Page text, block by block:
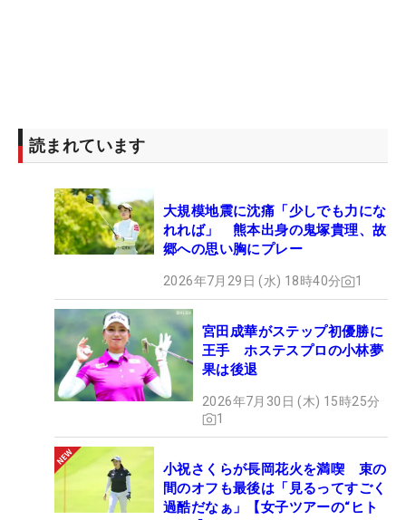
読まれています
大規模地震に沈痛「少しでも力にな
れれば」 熊本出身の鬼塚貴理、故
郷への思い胸にプレー
2026年7月29日 (水) 18時40分 1
宮田成華がステップ初優勝に
王手 ホステスプロの小林夢
果は後退
2026年7月30日 (木) 15時25分
1
小祝さくらが長岡花火を満喫 束の
間のオフも最後は「見るってすごく
過酷だなぁ」【女子ツアーの“ヒト